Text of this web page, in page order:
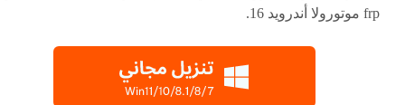
frp موتورولا أندرويد 16.